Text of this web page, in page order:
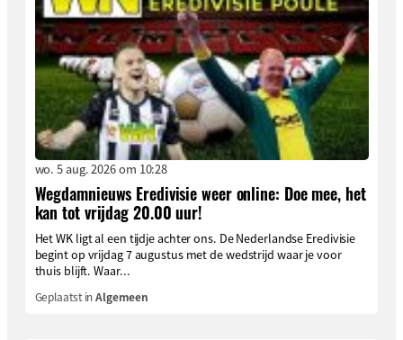
wo. 5 aug. 2026 om 10:28
Wegdamnieuws Eredivisie weer online: Doe mee, het
kan tot vrijdag 20.00 uur!
Het WK ligt al een tijdje achter ons. De Nederlandse Eredivisie
begint op vrijdag 7 augustus met de wedstrijd waar je voor
thuis blijft. Waar...
Geplaatst inAlgemeen